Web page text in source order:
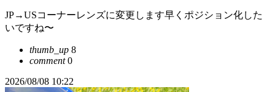
JP→USコーナーレンズに変更します早くポジション化した
いですね〜
thumb_up 8
comment0
2026/08/08 10:22